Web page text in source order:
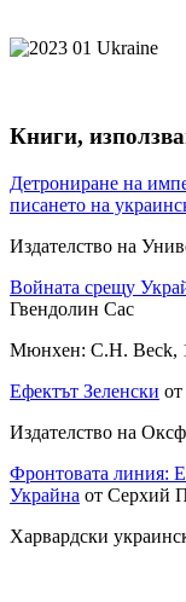
Книги,
Детрониране на
писането на
Издателство на
Войната срещу
Гвендолин Сас
Мюнхен: C.H. Beck,
Ефектът Зеленски
Издателство на
Фронтовата линия:
Украйна от Серхий
Харвардски